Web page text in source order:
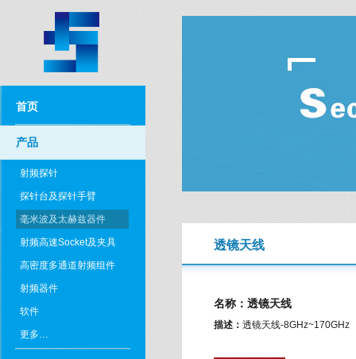
首页
产品
射频探针
探针台及探针手臂
毫米波及太赫兹器件
射频高速Socket及夹具
高密度多通道射频组件
射频器件
软件
更多…
透镜天线
名称：透镜天线
描述： 透镜天线-8GHz~170GHz